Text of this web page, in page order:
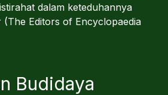
dalam keteduhannya
Editors of Encyclopaedia
Budidaya